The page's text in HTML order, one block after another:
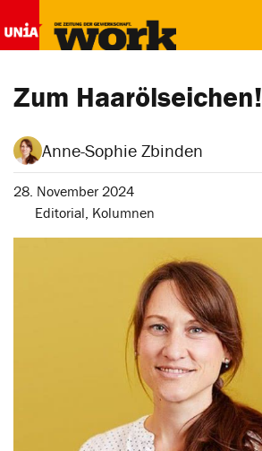
Zum Haarölseichen!
Anne-Sophie Zbinden
28. November 2024
Editorial, Kolumnen